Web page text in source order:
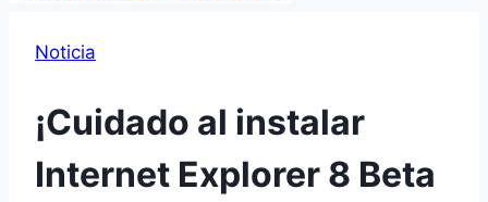
Noticia
¡Cuidado al instalar
Internet Explorer 8 Beta